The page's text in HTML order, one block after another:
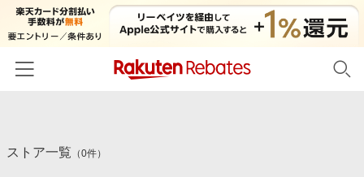
カテゴリー一覧
ストア一覧 （0件）